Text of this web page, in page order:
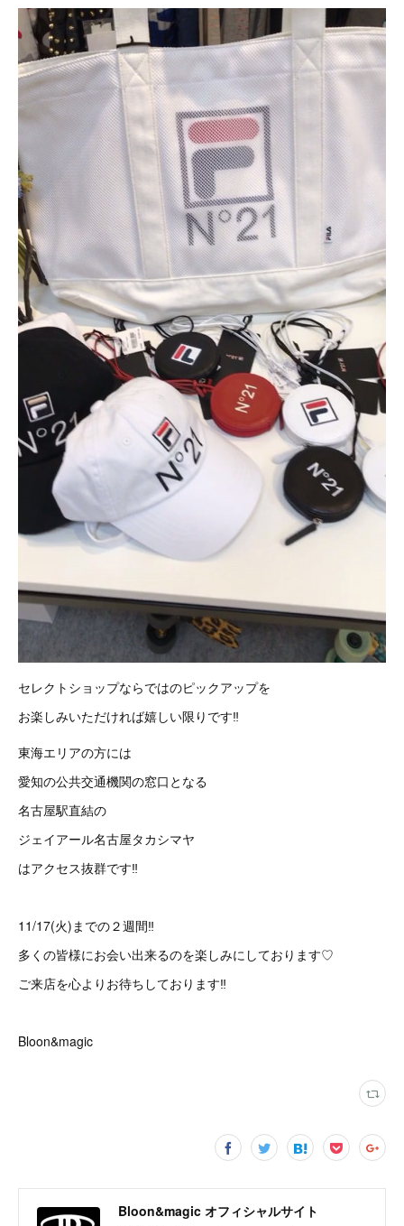
セレクトショップならではのピックアップを
お楽しみいただければ嬉しい限りです‼︎
東海エリアの方には
愛知の公共交通機関の窓口となる
名古屋駅直結の
ジェイアール名古屋タカシマヤ
はアクセス抜群です‼︎
11/17(火)までの２週間‼︎
多くの皆様にお会い出来るのを楽しみにしております♡
ご来店を心よりお待ちしております‼︎
Bloon&magic
Bloon&magic オフィシャルサイト